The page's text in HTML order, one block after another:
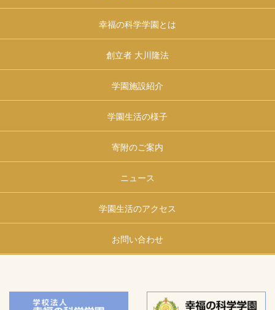
幸福の科学学園とは
創立者 大川隆法
学園施設紹介
学園生活の様子
寄附のご案内
ニュース
学園生活のアクセス
お問い合わせ